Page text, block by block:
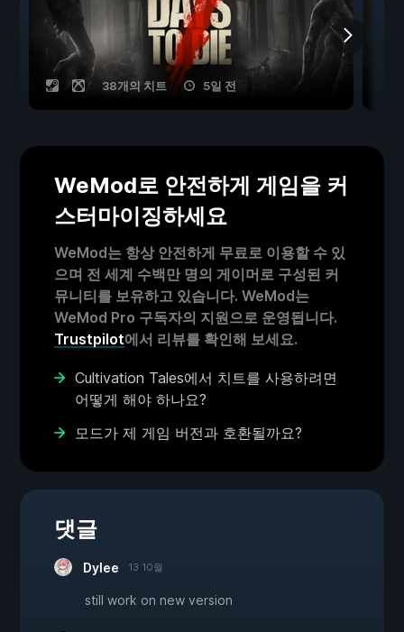
38개의 치트 5일 전
WeMod로 안전하게 게임을 커
스터마이징하세요
WeMod는 항상 안전하게 무료로 이용할 수 있
으며 전 세계 수백만 명의 게이머로 구성된 커
뮤니티를 보유하고 있습니다. WeMod는
WeMod Pro 구독자의 지원으로 운영됩니다.
Trustpilot에서 리뷰를 확인해 보세요.
Cultivation Tales에서 치트를 사용하려면
어떻게 해야 하나요?
모드가 제 게임 버전과 호환될까요?
댓글
Dylee 13 10월
still work on new version